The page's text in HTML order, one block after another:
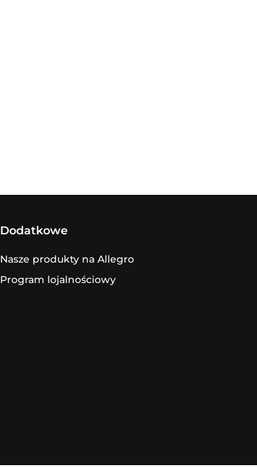
Dodatkowe
Nasze produkty na Allegro
Program lojalnościowy